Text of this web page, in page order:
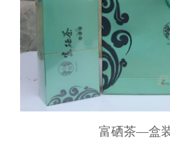
富硒茶—盒